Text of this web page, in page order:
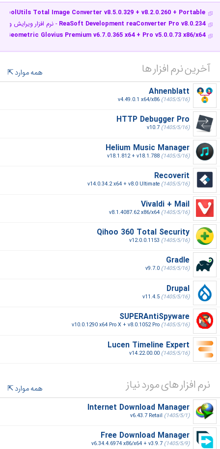
CoolUtils Total Image Converter v8.5.0.329 + v8.2.0.260 + Portable
ReaSoft Development reaConverter Pro v8.0.234 - نرم افزار ویرایش و
Geometric Glovius Premium v6.7.0.365 x64 + Pro v5.0.0.73 x86/x64
آخرین نرم افزار ها
همه موارد
Ahnenblatt
v4.49.0.1 x64/x86 (1405/5/16)
HTTP Debugger Pro
v10.7 (1405/5/16)
Helium Music Manager
v18.1.812 + v18.1.788 (1405/5/16)
Recoverit
v14.0.34.2 x64 + v8.0 Ultimate (1405/5/16)
Vivaldi + Mail
v8.1.4087.62 x86/x64 (1405/5/16)
Qihoo 360 Total Security
v12.0.0.1153 (1405/5/16)
Gradle
v9.7.0 (1405/5/16)
Drupal
v11.4.5 (1405/5/16)
SUPERAntiSpyware
v10.0.1290 x64 Pro X + v8.0.1052 Pro (1405/5/16)
Lucen Timeline Expert
v14.22.00.00 (1405/5/16)
نرم افزار های مورد نیاز
همه موارد
Internet Download Manager
v6.43.7 Retail (1405/5/1)
Free Download Manager
v6.34.4.6974 x86/x64 + v3.9.7 (1405/5/9)